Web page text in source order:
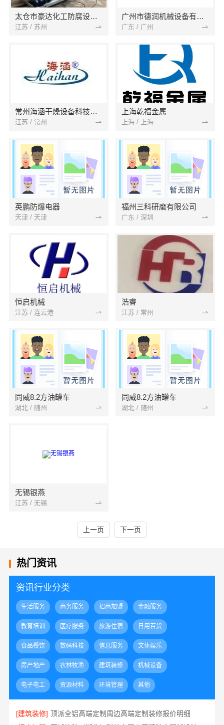
太仓市豪达化工防腐设备厂
江苏 / 苏州
广州市德润机械设备有限公司
广东 / 广州
常州海涵干燥设备科技有限公司
江苏 / 常州
上海乾福金属
上海 / 上海
英鹏防爆电器
天津 / 天津
福州三科研磨有限公司
广东 / 深圳
恒启机械
江苏 / 连云港
浩睿
江苏 / 常州
同威8.2方油罐车
湖北 / 随州
同威8.2方油罐车
湖北 / 随州
无锡银燕
江苏 / 无锡
上一页 下一页
热门资讯
资讯行业分类
生活服务 商务服务 招商加盟 金融服务
教育培训 医疗服务 旅游住宿 日用百货
食品餐饮 数码科技 信息服务 文体娱乐
房产地产 农林牧渔 建筑装修 机械设备
电子电工 资源材料 环境管理 其他
[建筑装修] 顶派全铝高端定制周边高端定制装修报价明细